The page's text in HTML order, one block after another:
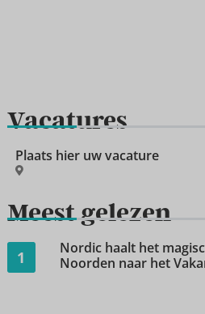
Vacatures
Plaats hier uw vacature
Meest gelezen
1
Nordic haalt het
Noorden naar het